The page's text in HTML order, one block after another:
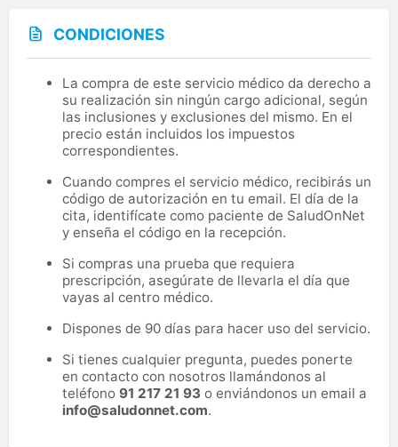
CONDICIONES
La compra de este servicio médico da derecho a
su realización sin ningún cargo adicional, según
las inclusiones y exclusiones del mismo. En el
precio están incluidos los impuestos
correspondientes.
Cuando compres el servicio médico, recibirás un
código de autorización en tu email. El día de la
cita, identifícate como paciente de SaludOnNet
y enseña el código en la recepción.
Si compras una prueba que requiera
prescripción, asegúrate de llevarla el día que
vayas al centro médico.
Dispones de 90 días para hacer uso del servicio.
Si tienes cualquier pregunta, puedes ponerte
en contacto con nosotros llamándonos al
teléfono 91 217 21 93 o enviándonos un email a
info@saludonnet.com.